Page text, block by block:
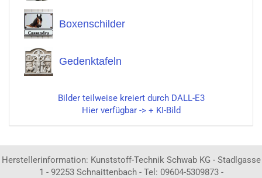
Boxenschilder
Gedenktafeln
Bilder teilweise kreiert durch DALL-E3
Hier verfügbar -> + KI-Bild
Herstellerinformation: Kunststoff-Technik Schwab KG - Stadlgasse
1 - 92253 Schnaittenbach - Tel: 09604-5309873 -